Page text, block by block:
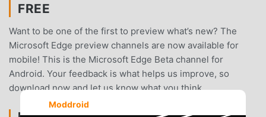
FREE
Want to be one of the first to preview what’s new? The
Microsoft Edge preview channels are now available for
mobile! This is the Microsoft Edge Beta channel for
Android. Your feedback is what helps us improve, so
download now and let us know what you think.
Moddroid